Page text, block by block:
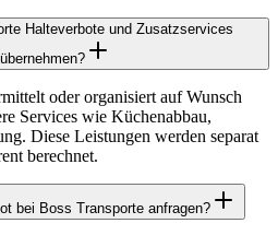
Halteverbote und Zusatzservices
übernehmen?
oder organisiert auf Wunsch
Services wie Küchenabbau,
Diese Leistungen werden separat
berechnet.
bei Boss Transporte anfragen?